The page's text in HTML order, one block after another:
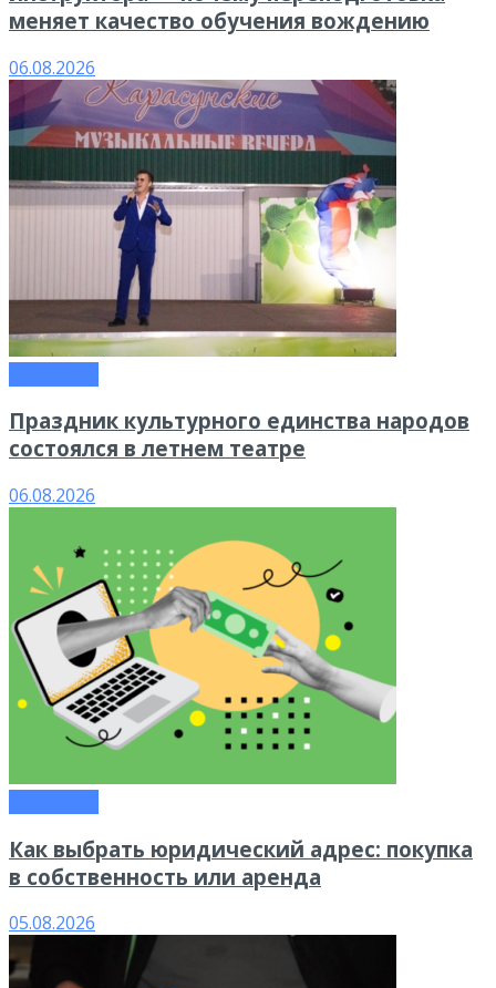
меняет качество обучения вождению
06.08.2026
Праздник культурного единства народов
состоялся в летнем театре
06.08.2026
Как выбрать юридический адрес: покупка
в собственность или аренда
05.08.2026